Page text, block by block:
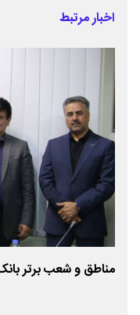
اخبار مرتبط
مناطق و شعب برتر